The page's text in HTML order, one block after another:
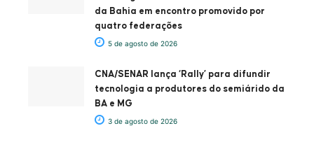
da Bahia em encontro promovido por
quatro federações
5 de agosto de 2026
CNA/SENAR lança ‘Rally’ para difundir
tecnologia a produtores do semiárido da
BA e MG
3 de agosto de 2026